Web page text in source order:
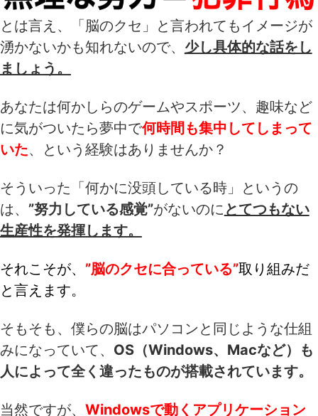
とは言え、「脳のクセ」と言われてもイメージが
湧かないかも知れないので、 少し具体的な話をし
ましょう。
あなたは何かしらのゲームやスポーツ、趣味など
に気がついたら夢中で何時間も集中してしまって
いた、という経験はありませんか？
そういった「何かに没頭している時」というの
は、 ”努力している感覚”がないのに とてつもない
生産性を発揮します。
それこそが、 ”脳のクセに合っている”取り組みだ
と言えます。
そもそも、僕らの脳はパソコンと同じような仕組
みになっていて、 OS（Windows、Macなど）も
人によって全く違ったものが搭載されています。
当然ですが、 Windowsで動くアプリケーション